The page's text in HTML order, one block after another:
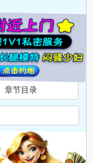
章节目录